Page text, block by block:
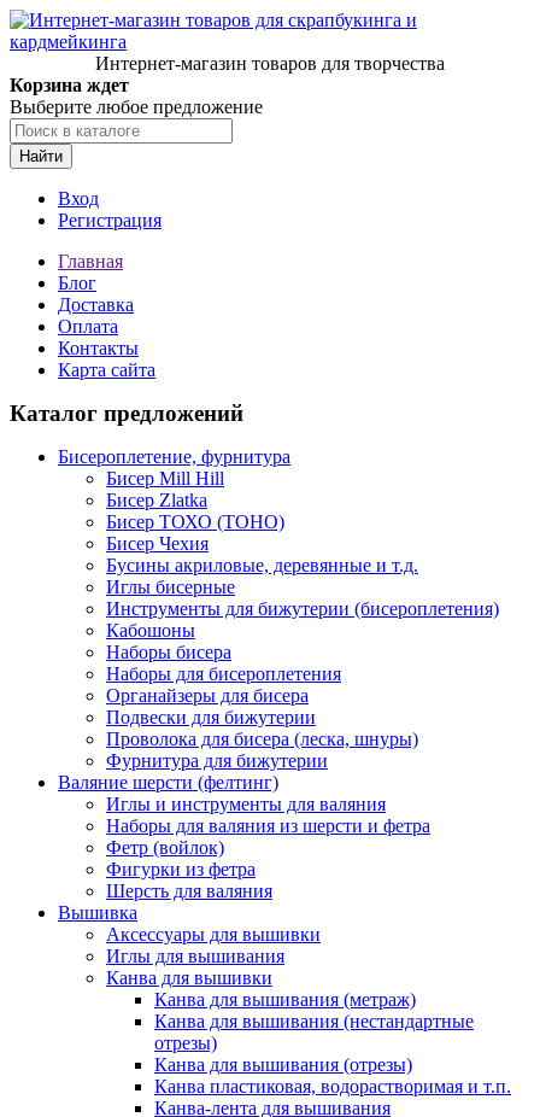
Интернет-магазин товаров для творчества
Корзина ждет
Выберите любое предложение
Найти
Вход
Регистрация
Главная
Блог
Доставка
Оплата
Контакты
Карта сайта
Каталог предложений
Бисероплетение, фурнитура
Бисер Mill Hill
Бисер Zlatka
Бисер ТОХО (TOHO)
Бисер Чехия
Бусины акриловые, деревянные и т.д.
Иглы бисерные
Инструменты для бижутерии (бисероплетения)
Кабошоны
Наборы бисера
Наборы для бисероплетения
Органайзеры для бисера
Подвески для бижутерии
Проволока для бисера (леска, шнуры)
Фурнитура для бижутерии
Валяние шерсти (фелтинг)
Иглы и инструменты для валяния
Наборы для валяния из шерсти и фетра
Фетр (войлок)
Фигурки из фетра
Шерсть для валяния
Вышивка
Аксессуары для вышивки
Иглы для вышивания
Канва для вышивки
Канва для вышивания (метраж)
Канва для вышивания (нестандартные
отрезы)
Канва для вышивания (отрезы)
Канва пластиковая, водорастворимая и т.п.
Канва-лента для вышивания